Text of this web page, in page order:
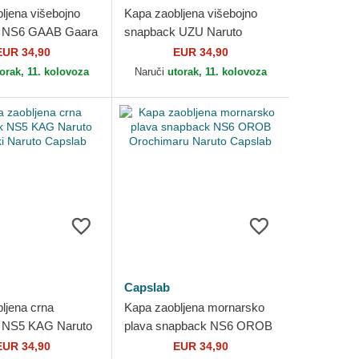
višebojno
GAAB Gaara
34,90
11. kolovoza
Kapa zaobljena višebojno
snapback UZU Naruto
Uzumaki Naruto Capslab
EUR 34,90
Naruči utorak, 11. kolovoza
crna
KAG Naruto
Capslab
34,90
Capslab
Kapa zaobljena mornarsko
plava snapback NS6 OROB
Orochimaru Naruto Capslab
EUR 34,90